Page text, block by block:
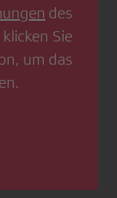
des
Sie
um das